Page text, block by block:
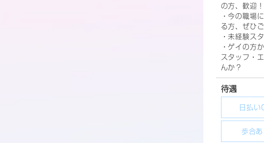
の方、歓迎！
・今の職場
る方、ぜひ
・未経験ス
・ゲイの方
スタッフ・
んか？
待遇
日払い
歩合あ